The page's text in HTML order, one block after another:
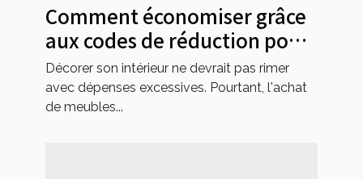
Comment économiser grâce
aux codes de réduction pour
l'ameublement ?
Décorer son intérieur ne devrait pas rimer
avec dépenses excessives. Pourtant, l'achat
de meubles...